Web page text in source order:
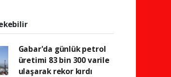
Gabar'da günlük petrol
üretimi 83 bin 300 varile
ulaşarak rekor kırdı